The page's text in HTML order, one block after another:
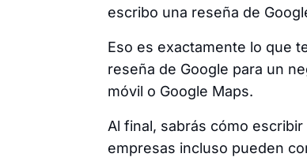
escribo una reseña de
Eso es exactamente lo que
reseña de Google para un
móvil o Google Maps.
Al final, sabrás cómo
empresas incluso pueden